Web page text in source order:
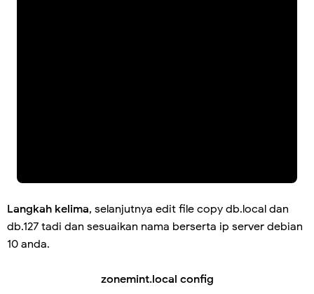
Langkah kelima, selanjutnya edit file copy db.local dan
db.127 tadi dan sesuaikan nama berserta ip server debian
10 anda.
zonemint.local config